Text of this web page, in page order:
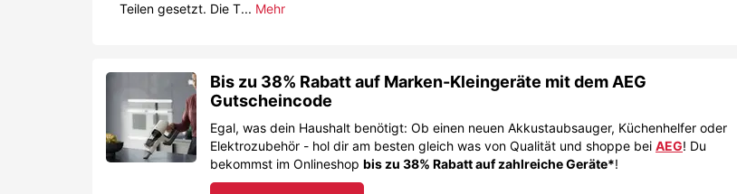
Teilen gesetzt. Die T... Mehr
Bis zu 38% Rabatt auf Marken-Kleingeräte mit dem AEG
Gutscheincode
Egal, was dein Haushalt benötigt: Ob einen neuen Akkustaubsauger, Küchenhelfer oder
Elektrozubehör - hol dir am besten gleich was von Qualität und shoppe bei AEG! Du
bekommst im Onlineshop bis zu 38% Rabatt auf zahlreiche Geräte*!